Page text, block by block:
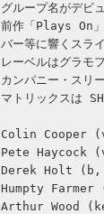
グループ名がデ
前作「Plays On」
バー等に響くスラ
レーベルはグラモ
カンパニー・スリ
マトリックスは
Colin Cooper
Pete Haycock
Derek Holt (b,
Humpty Farmer
Arthur Wood